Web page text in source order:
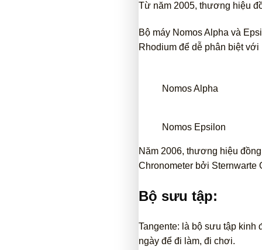
Từ năm 2005, thương hiệu
Bộ máy Nomos Alpha và
Rhodium để dễ phân biệt
Nomos Alpha
Nomos Epsilon
Năm 2006, thương hiệu
Chronometer bởi Sternwarte
Bộ sưu tập:
Tangente: là bộ sưu tập kinh
ngày để đi làm, đi chơi.